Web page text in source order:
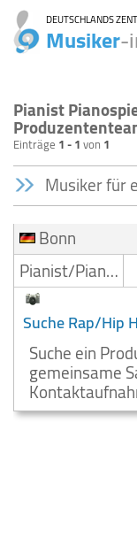
DEUTSCHLANDS
Musiker-
Pianist
Einträge 1 - 1von 1
Musiker für
Bonn
Pianist/Pianospieler
Suche Rap/Hip
Suche ein
gemeinsame